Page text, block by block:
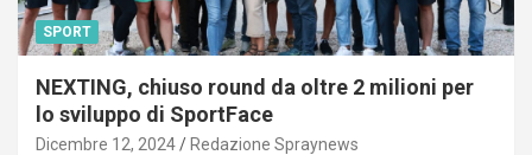
SPORT
NEXTING, chiuso round da oltre 2 milioni per
lo sviluppo di SportFace
Dicembre 12, 2024 Redazione Spraynews